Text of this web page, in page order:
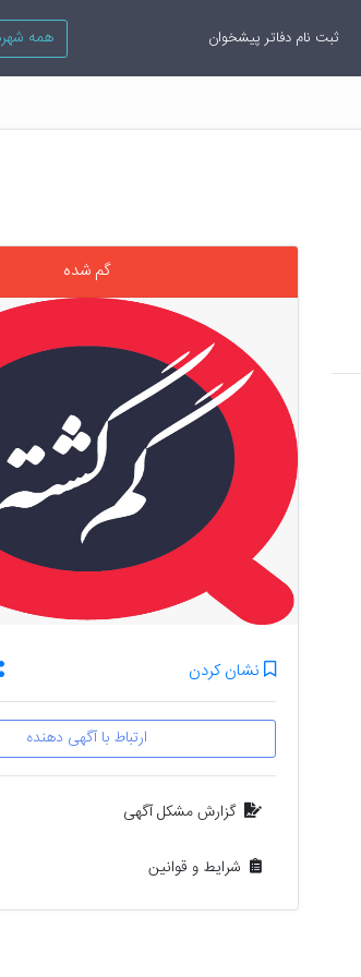
همه ثبت نام دفاتر پیشخوان
گم شده
نشان کردن
ارتباط با آگهی دهنده
گزارش مشکل آگهی
شرایط و قوانین